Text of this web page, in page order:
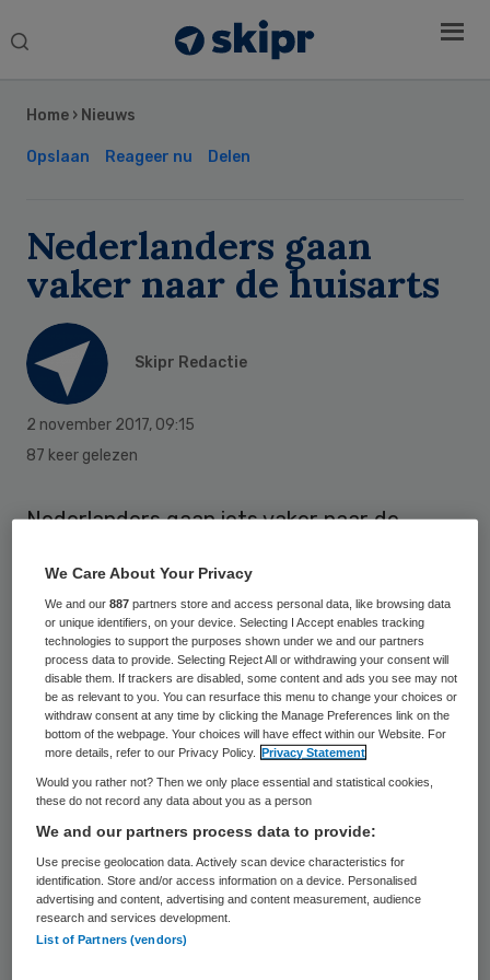
Search
Home › Nieuws
Opslaan Reageer nu Delen
Nederlanders gaan
vaker naar de huisarts
Skipr Redactie
2 november 2017, 09:15
87 keer gelezen
Nederlanders gaan iets vaker naar de
de afgelopen jaren licht toegenomen en ligt
nu op 4,4 bezoeken per persoon.
Dit blijkt uitcijfersvan
onderzoeksinstituut NIVEL.
In 2016 de huisarts bezocht ruim driekwart
van de Nederlanders de huisarts.
Voornamelijk ouderen boven de 65 jaar en
kinderen onder de 4 jaar gaan naar de
huisartsenpraktijk.
Het gemiddeld aantal bezoeken laat al
Sidebar
We Care About Your Privacy
We and our887 partners store and access personal data, like browsing data
or unique identifiers, on your device. Selecting I Accept enables tracking
technologies to support the purposes shown under we and our partners
process data to provide. Selecting Reject All or withdrawing your consent will
disable them. If trackers are disabled, some content and ads you see may not
be as relevant to you. You can resurface this menu to change your choices or
withdraw consent at any time by clicking the Manage Preferences link on the
bottom of the webpage. Your choices will have effect within our Website. For
more details, refer to our Privacy Policy.
Privacy Statement
Would you rather not? Then we only place essential and statistical cookies,
these do not record any data about you as a person
We and our partners process data to provide:
Use precise geolocation data. Actively scan device characteristics for
identification. Store and/or access information on a device. Personalised
advertising and content, advertising and content measurement, audience
research and services development.
List of Partners (vendors)